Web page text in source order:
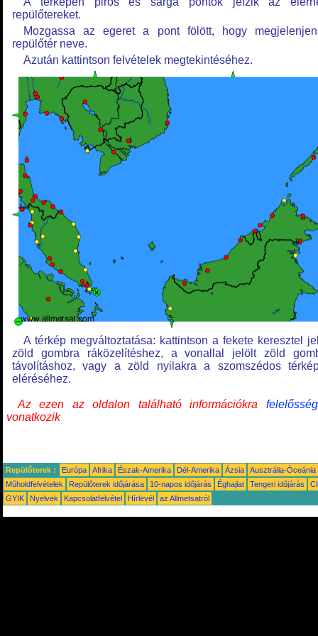
repülőtereket.
Mozgassa az egeret a pont fölött, hogy
repülőtér neve.
Azután kattintson felvételek megtekintéséhez.
A térkép megváltoztatása: kattintson a fekete keresztel
zöld gombra ráközelítéshez, a vonallal jelölt zöld
távolításhoz, vagy a zöld nyilakra a szomszédos
eléréséhez.
Az ezen az oldalon található információkra
vonatkozik
Repülőterek : Európa Afrika Észak-Amerika Dél-Amerika Ázsia
Ausztrália-Óceánia
Műholdfelvételek
Repülőterek időjárása 10-napos időjárás Éghajlat Tengeri időjárás
GYIK
Nyelvek Kapcsolatfelvétel Hírlevél az Allmetsatról